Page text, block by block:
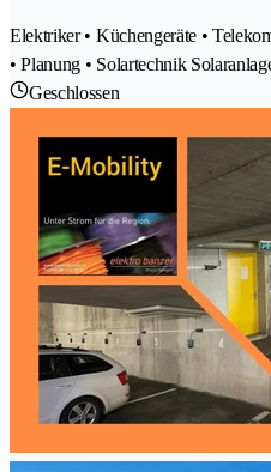
Elektriker • Küchengeräte •
• Planung • Solartechnik
Geschlossen